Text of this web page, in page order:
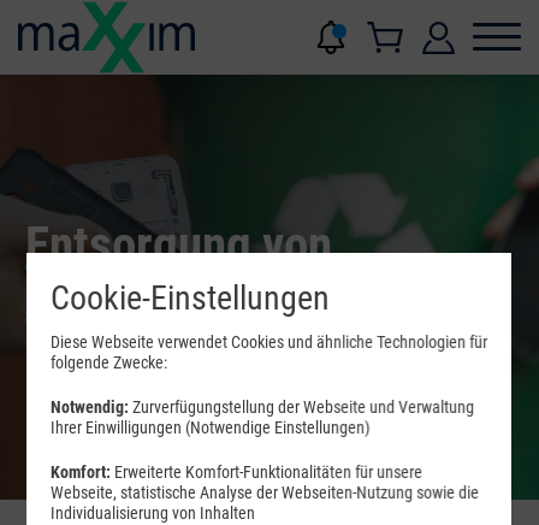
Entsorgung von
Altgeräten
Cookie-Einstellungen
Diese Webseite verwendet Cookies und ähnliche Technologien für
folgende Zwecke:
Notwendig: Zurverfügungstellung der Webseite und Verwaltung
Ihrer Einwilligungen (Notwendige Einstellungen)
Komfort: Erweiterte Komfort-Funktionalitäten für unsere
Webseite, statistische Analyse der Webseiten-Nutzung sowie die
Individualisierung von Inhalten